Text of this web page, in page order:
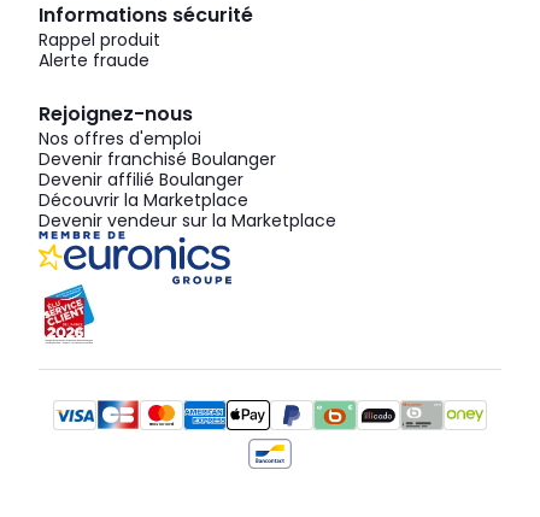
Informations sécurité
Rappel produit
Alerte fraude
Rejoignez-nous
Nos offres d'emploi
Devenir franchisé Boulanger
Devenir affilié Boulanger
Découvrir la Marketplace
Devenir vendeur sur la Marketplace